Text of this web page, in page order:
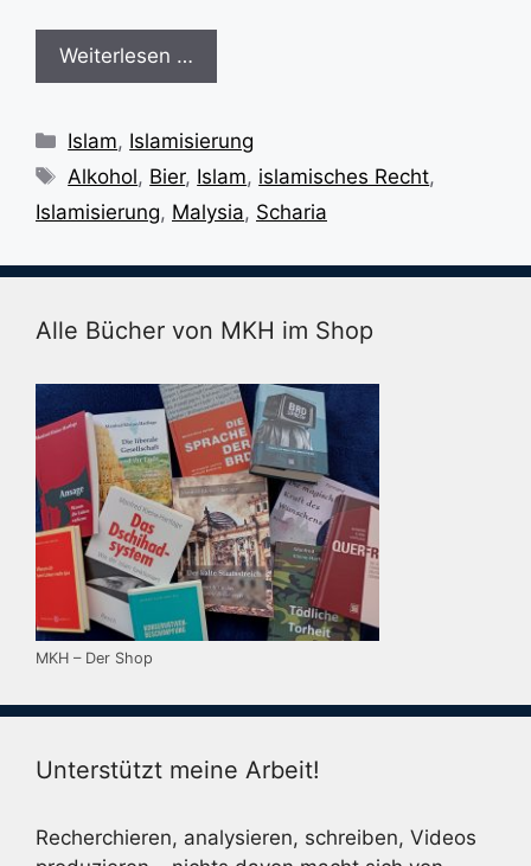
Weiterlesen …
Kategorien
Islam, Islamisierung
Schlagwörter
Alkohol, Bier, Islam, islamisches Recht,
Islamisierung, Malysia, Scharia
Alle Bücher von MKH im Shop
MKH – Der Shop
Unterstützt meine Arbeit!
Recherchieren, analysieren, schreiben, Videos